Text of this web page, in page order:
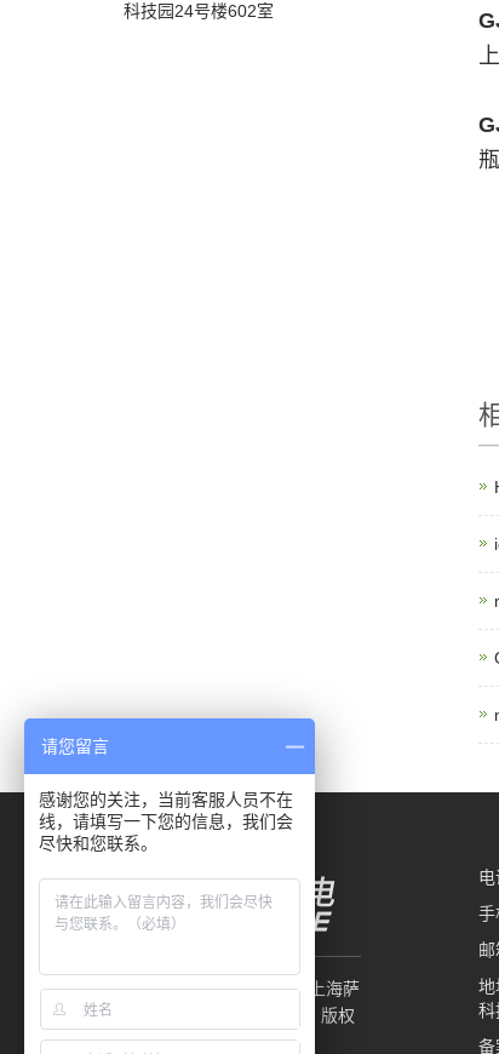
科技园24号楼602室
Copyright © 2002-2022 上海萨
帛机电控制系统有限公司 版权
所有
手
地
科
备
请您留言
感谢您的关注，当前客服人员不在
线，请填写一下您的信息，我们会
尽快和您联系。